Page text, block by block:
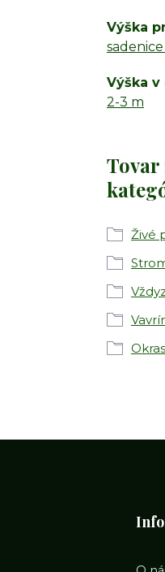
Výška
sadenice
Výška
2-3 m
Tovar
Živé